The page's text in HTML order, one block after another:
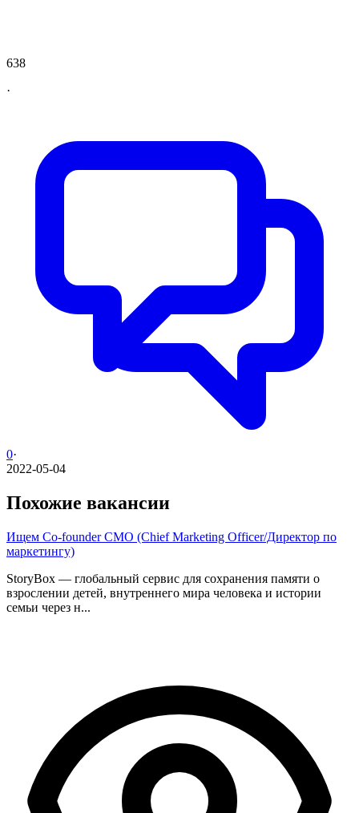
638
·
0·
2022-05-04
Похожие вакансии
Ищем Co-founder CMO (Chief Marketing Officer/Директор по
маркетингу)
StoryBox — глобальный сервис для сохранения памяти о
взрослении детей, внутреннего мира человека и истории
семьи через н...